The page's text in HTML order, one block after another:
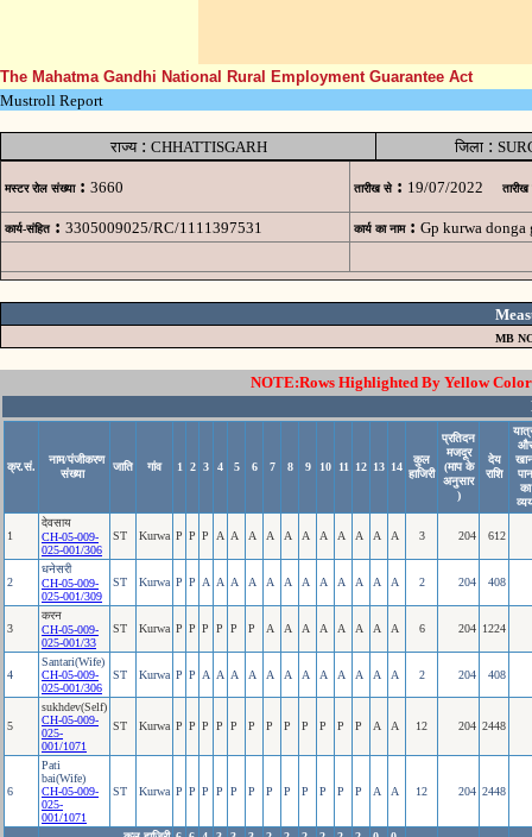
The Mahatma Gandhi National Rural Employment Guarantee Act
Mustroll Report
राज्य: CHHATTISGARH जिला :
मस्टर रोल संख्या : 3660 तारीख से : 19/07/2022 तारीख
कार्य-संहित : 3305009025/RC/1111397531 कार्य का नाम : Gp kurwa
MB
NOTE:Rows Highlighted By Yellow
क्र.सं.
नाम/पंजीकरण
संख्या
जाति गांव 1 2 3 4 5 6 7 8 9 10 11 12 13 14
कुल
हाजिरी
प्रतिदन
मजदूर
(माप के
अनुसार
)
देय
राशि
और
पान
का
1
देवसाय
CH-05-009-
025-001/306
ST Kurwa P P P A A A A A A A A A A A 3 204 612
2
धनेसरी
CH-05-009-
025-001/309
ST Kurwa P P A A A A A A A A A A A A 2 204 408
3
करन
CH-05-009-
025-001/33
ST Kurwa P P P P P P A A A A A A A A 6 204 1224
4
Santari(Wife)
CH-05-009-
025-001/306
ST Kurwa P P A A A A A A A A A A A A 2 204 408
5
sukhdev(Self)
CH-05-009-
025-
001/1071
ST Kurwa P P P P P P P P P P P P A A 12 204 2448
6
Pati
bai(Wife)
CH-05-009-
025-
001/1071
ST Kurwa P P P P P P P P P P P P A A 12 204 2448